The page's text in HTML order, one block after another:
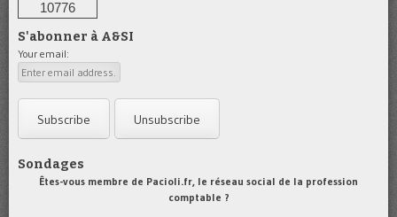
10776
S'abonner à A&SI
Your email:
Sondages
Êtes-vous membre de Pacioli.fr, le réseau social de la profession
comptable ?